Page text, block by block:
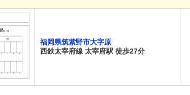
福岡県筑紫野市大字原
西鉄太宰府線 太宰府駅 徒歩27分